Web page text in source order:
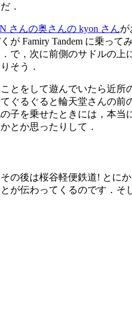
．
さんの奥さんの kyon さんが
が Famiry Tandem に乗っ
で，次に前側のサドルの上
そう．
とをして遊んでいたら近所
ぐるぐると輪天堂さんの前
子を乗せたときには，本当
とか思ったりして．
の後は桜谷軽便鉄道! とに
が伝わってくるのです．そ